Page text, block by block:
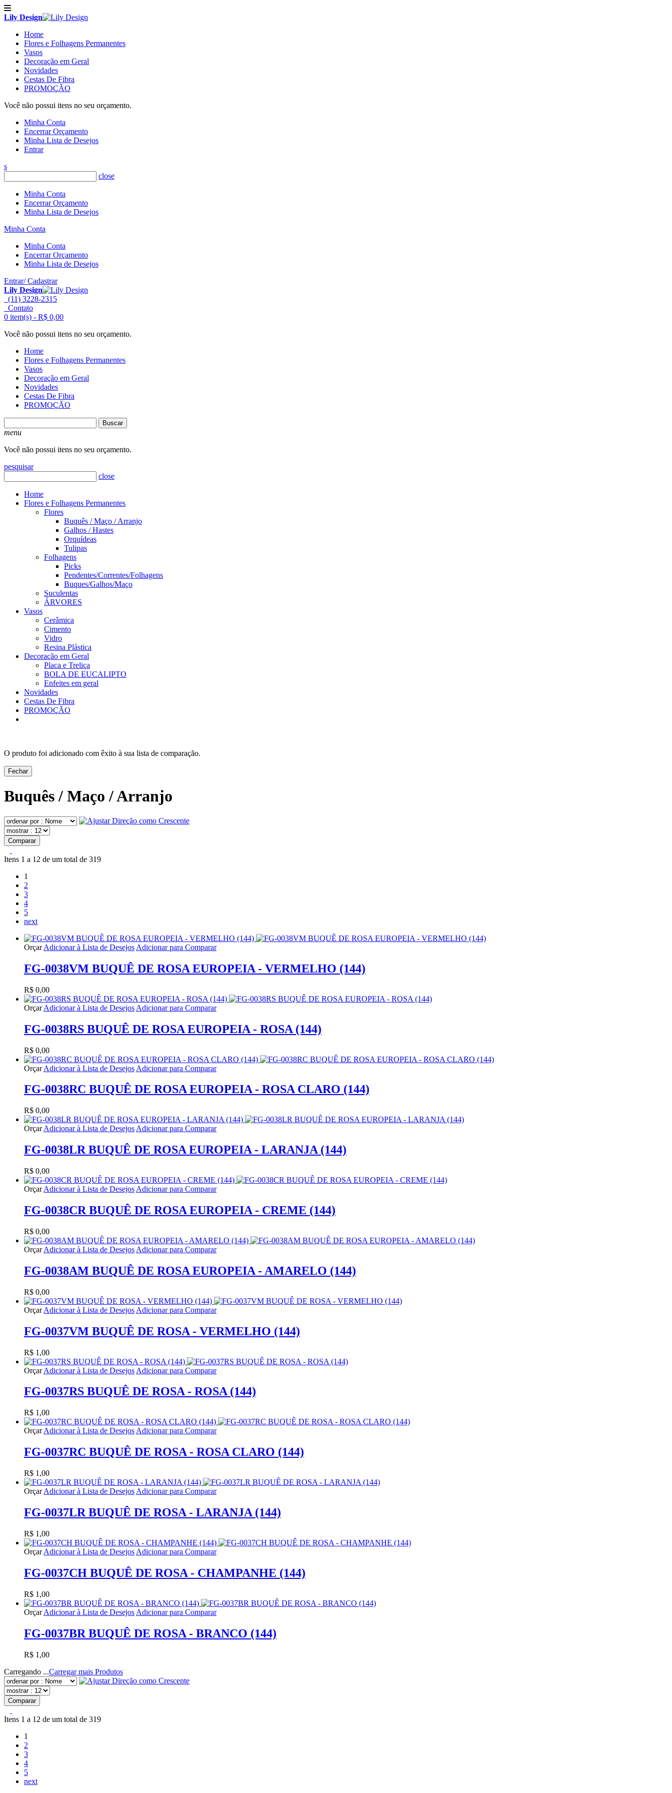
Lily Design
Home
Flores e Folhagens Permanentes
Vasos
Decoração em Geral
Novidades
Cestas De Fibra
PROMOÇÃO
Você não possui itens no seu orçamento.
Minha Conta
Encerrar Orçamento
Minha Lista de Desejos
Entrar
s
close
Minha Conta
Encerrar Orçamento
Minha Lista de Desejos
Minha Conta
Minha Conta
Encerrar Orçamento
Minha Lista de Desejos
Entrar/ Cadastrar
Lily Design
(11) 3228-2315
Contato
0 item(s) - R$ 0,00
Você não possui itens no seu orçamento.
Home
Flores e Folhagens Permanentes
Vasos
Decoração em Geral
Novidades
Cestas De Fibra
PROMOÇÃO
Buscar
menu
Você não possui itens no seu orçamento.
pesquisar
close
Home
Flores e Folhagens Permanentes
Flores
Buquês / Maço / Arranjo
Galhos / Hastes
Orquídeas
Tulipas
Folhagens
Picks
Pendentes/Correntes/Folhagens
Buques/Galhos/Maço
Suculentas
ÁRVORES
Vasos
Cerâmica
Cimento
Vidro
Resina Plástica
Decoração em Geral
Placa e Treliça
BOLA DE EUCALIPTO
Enfeites em geral
Novidades
Cestas De Fibra
PROMOÇÃO
O produto foi adicionado com êxito à sua lista de comparação.
Fechar
Buquês / Maço / Arranjo
Comparar
Itens 1 a 12 de um total de 319
1
2
3
4
5
next
Orçar Adicionar à Lista de Desejos Adicionar para Comparar
FG-0038VM BUQUÊ DE ROSA EUROPEIA - VERMELHO (144)
R$ 0,00
Orçar Adicionar à Lista de Desejos Adicionar para Comparar
FG-0038RS BUQUÊ DE ROSA EUROPEIA - ROSA (144)
R$ 0,00
Orçar Adicionar à Lista de Desejos Adicionar para Comparar
FG-0038RC BUQUÊ DE ROSA EUROPEIA - ROSA CLARO (144)
R$ 0,00
Orçar Adicionar à Lista de Desejos Adicionar para Comparar
FG-0038LR BUQUÊ DE ROSA EUROPEIA - LARANJA (144)
R$ 0,00
Orçar Adicionar à Lista de Desejos Adicionar para Comparar
FG-0038CR BUQUÊ DE ROSA EUROPEIA - CREME (144)
R$ 0,00
Orçar Adicionar à Lista de Desejos Adicionar para Comparar
FG-0038AM BUQUÊ DE ROSA EUROPEIA - AMARELO (144)
R$ 0,00
Orçar Adicionar à Lista de Desejos Adicionar para Comparar
FG-0037VM BUQUÊ DE ROSA - VERMELHO (144)
R$ 1,00
Orçar Adicionar à Lista de Desejos Adicionar para Comparar
FG-0037RS BUQUÊ DE ROSA - ROSA (144)
R$ 1,00
Orçar Adicionar à Lista de Desejos Adicionar para Comparar
FG-0037RC BUQUÊ DE ROSA - ROSA CLARO (144)
R$ 1,00
Orçar Adicionar à Lista de Desejos Adicionar para Comparar
FG-0037LR BUQUÊ DE ROSA - LARANJA (144)
R$ 1,00
Orçar Adicionar à Lista de Desejos Adicionar para Comparar
FG-0037CH BUQUÊ DE ROSA - CHAMPANHE (144)
R$ 1,00
Orçar Adicionar à Lista de Desejos Adicionar para Comparar
FG-0037BR BUQUÊ DE ROSA - BRANCO (144)
R$ 1,00
Carregando ...Carregar mais Produtos
Comparar
Itens 1 a 12 de um total de 319
1
2
3
4
5
next